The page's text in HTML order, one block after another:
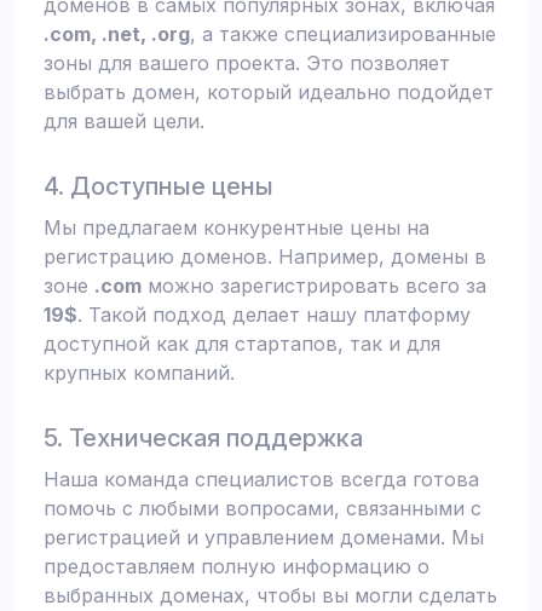
доменов в самых популярных зонах, включая
.com, .net, .org, а также специализированные
зоны для вашего проекта. Это позволяет
выбрать домен, который идеально подойдет
для вашей цели.
4. Доступные цены
Мы предлагаем конкурентные цены на
регистрацию доменов. Например, домены в
зоне .com можно зарегистрировать всего за
19$. Такой подход делает нашу платформу
доступной как для стартапов, так и для
крупных компаний.
5. Техническая поддержка
Наша команда специалистов всегда готова
помочь с любыми вопросами, связанными с
регистрацией и управлением доменами. Мы
предоставляем полную информацию о
выбранных доменах, чтобы вы могли сделать